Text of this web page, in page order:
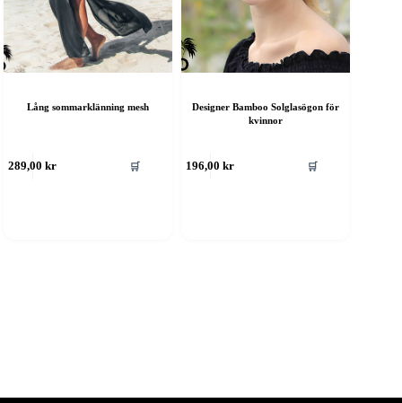
Lång sommarklänning mesh
289,00kr 🛒
Designer Bamboo Solglasögon för
kvinnor
196,00kr 🛒